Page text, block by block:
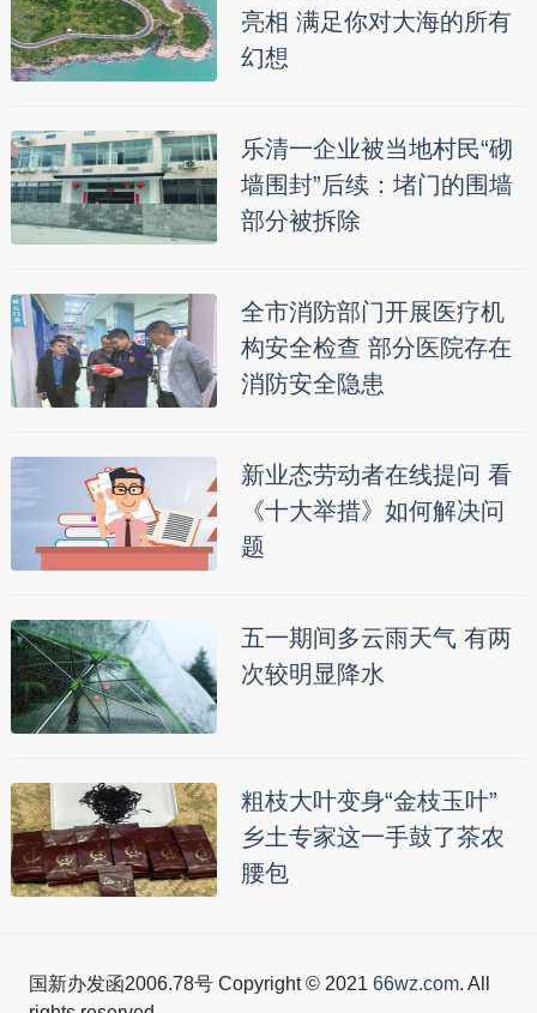
亮相 满足你对大海的所有
幻想
乐清一企业被当地村民“砌
墙围封”后续：堵门的围墙
部分被拆除
全市消防部门开展医疗机
构安全检查 部分医院存在
消防安全隐患
新业态劳动者在线提问 看
《十大举措》如何解决问
题
五一期间多云雨天气 有两
次较明显降水
粗枝大叶变身“金枝玉叶”
乡土专家这一手鼓了茶农
腰包
国新办发函2006.78号 Copyright © 2021 66wz.com. All